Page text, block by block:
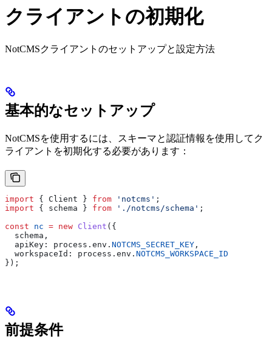
クライアントの初期化
NotCMSクライアントのセットアップと設定方法
基本的なセットアップ
NotCMSを使用するには、スキーマと認証情報を使用してク
ライアントを初期化する必要があります：
import { Client } from 'notcms' ;
import { schema } from './notcms/schema' ;
const nc = new Client ({
  schema
,
  apiKey:
process . env . NOTCMS_SECRET_KEY ,
  workspaceId:
process . env . NOTCMS_WORKSPACE_ID
});
前提条件